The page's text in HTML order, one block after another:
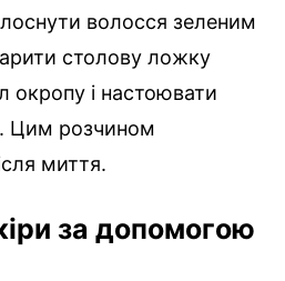
волосся зеленим
столову ложку
і настоювати
Цим розчином
миття.
за допомогою